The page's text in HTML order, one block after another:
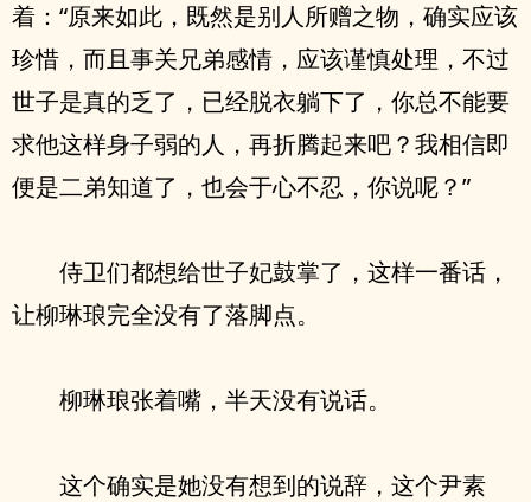
着：“原来如此，既然是别人所赠之物，确实应该
珍惜，而且事关兄弟感情，应该谨慎处理，不过
世子是真的乏了，已经脱衣躺下了，你总不能要
求他这样身子弱的人，再折腾起来吧？我相信即
便是二弟知道了，也会于心不忍，你说呢？”
侍卫们都想给世子妃鼓掌了，这样一番话，
让柳琳琅完全没有了落脚点。
柳琳琅张着嘴，半天没有说话。
这个确实是她没有想到的说辞，这个尹素